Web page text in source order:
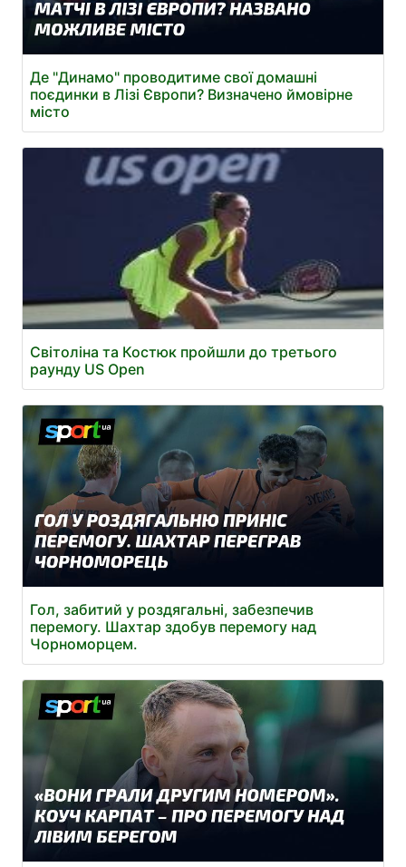
Де "Динамо" проводитиме свої домашні
поєдинки в Лізі Європи? Визначено ймовірне
місто
Світоліна та Костюк пройшли до третього
раунду US Open
Гол, забитий у роздягальні, забезпечив
перемогу. Шахтар здобув перемогу над
Чорноморцем.